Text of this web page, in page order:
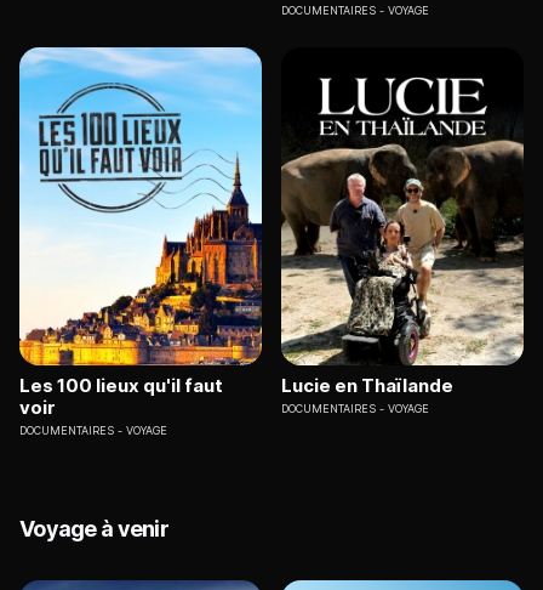
DOCUMENTAIRES VOYAGE
Les 100 lieux qu'il faut
voir
DOCUMENTAIRES VOYAGE
Lucie en Thaïlande
DOCUMENTAIRES VOYAGE
Voyage à venir